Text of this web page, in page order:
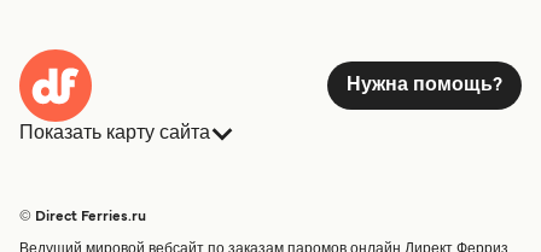
Нужна помощь?
Показать карту сайта
Страны
Обслуживание клиентов
© Direct Ferries.ru
Ведущий мировой вебсайт по заказам паромов онлайн Директ Ферриз